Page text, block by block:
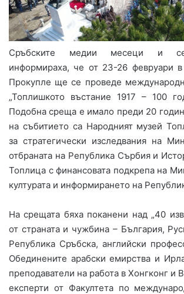
Сръбските медии месеци и
информираха, че от 23-26 февруари в
Прокупле ще се проведе
„Топлишкото въстание 1917 – 100
Подобна среща е имало преди 20
на събитието са Народният музей
за стратегически изследвания на
отбраната на Република Сърбия и
Топлица с финансовата подкрепа на
културата и информирането на
На срещата бяха поканени над „40
от страната и чужбина – България,
Република Сръбска, английски
Обединените арабски емирства и
преподаватели на работа в Хонгконг и
експерти от Факултета по